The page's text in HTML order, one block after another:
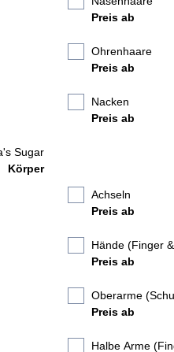
Preis ab
Ohrenhaare
Preis ab
Nacken
Preis ab
Sugar
Körper
Achseln
Preis ab
Hände (Finger
Preis ab
Oberarme
Preis ab
Halbe Arme